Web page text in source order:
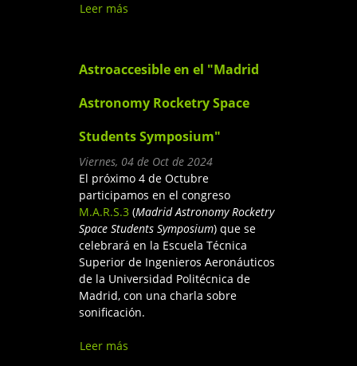
Leer más
Astroaccesible en el "Madrid
Astronomy Rocketry Space
Students Symposium"
Viernes, 04 de Oct de 2024
El próximo 4 de Octubre
participamos en el congreso
M.A.R.S.3 (Madrid Astronomy Rocketry
Space Students Symposium) que se
celebrará en la Escuela Técnica
Superior de Ingenieros Aeronáuticos
de la Universidad Politécnica de
Madrid, con una charla sobre
sonificación.
Leer más